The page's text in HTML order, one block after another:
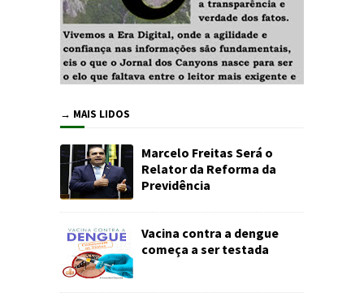
→ MAIS LIDOS
Marcelo Freitas Será o
Relator da Reforma da
Previdência
Vacina contra a dengue
começa a ser testada